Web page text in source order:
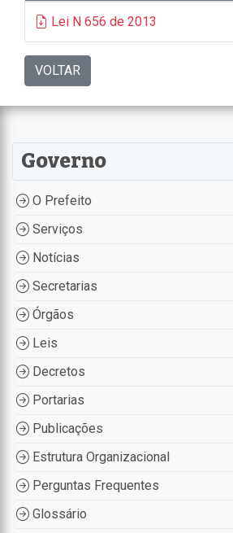
Lei N 656 de 2013
VOLTAR
Governo
O Prefeito
Serviços
Notícias
Secretarias
Órgãos
Leis
Decretos
Portarias
Publicações
Estrutura Organizacional
Perguntas Frequentes
Glossário